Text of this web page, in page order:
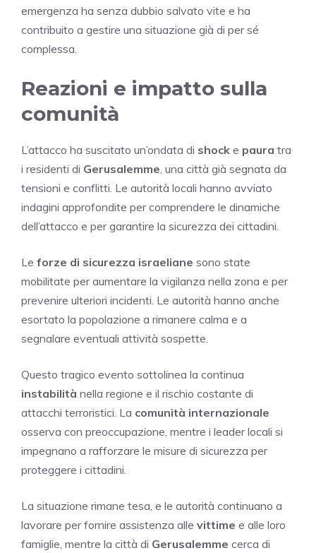
emergenza ha senza dubbio salvato vite e ha
contribuito a gestire una situazione già di per sé
complessa.
Reazioni e impatto sulla
comunità
L’attacco ha suscitato un’ondata di shock e paura tra
i residenti di Gerusalemme, una città già segnata da
tensioni e conflitti. Le autorità locali hanno avviato
indagini approfondite per comprendere le dinamiche
dell’attacco e per garantire la sicurezza dei cittadini.
Le forze di sicurezza israeliane sono state
mobilitate per aumentare la vigilanza nella zona e per
prevenire ulteriori incidenti. Le autorità hanno anche
esortato la popolazione a rimanere calma e a
segnalare eventuali attività sospette.
Questo tragico evento sottolinea la continua
instabilità nella regione e il rischio costante di
attacchi terroristici. La comunità internazionale
osserva con preoccupazione, mentre i leader locali si
impegnano a rafforzare le misure di sicurezza per
proteggere i cittadini.
La situazione rimane tesa, e le autorità continuano a
lavorare per fornire assistenza alle vittime e alle loro
famiglie, mentre la città di Gerusalemme cerca di